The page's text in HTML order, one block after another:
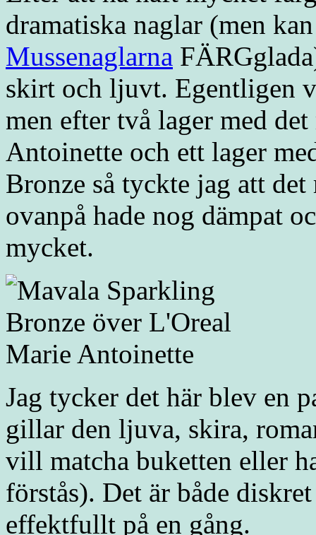
dramatiska naglar (men
Mussenaglarna
skirt och ljuvt. Egentligen
men efter två lager med
Antoinette och ett lager
Bronze så tyckte jag att
ovanpå hade nog dämpat
mycket.
Jag tycker det här blev en
gillar den ljuva, skira,
vill matcha buketten eller
förstås). Det är både
effektfullt på en gång.